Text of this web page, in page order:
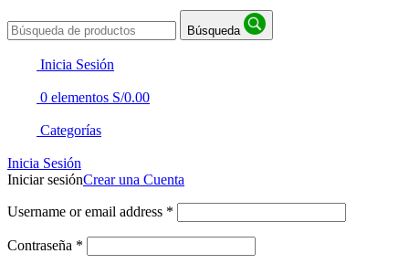
Búsqueda
Inicia Sesión
0 elementos S/0.00
Categorías
Inicia Sesión
Iniciar sesiónCrear una Cuenta
Username or email address *
Contraseña *